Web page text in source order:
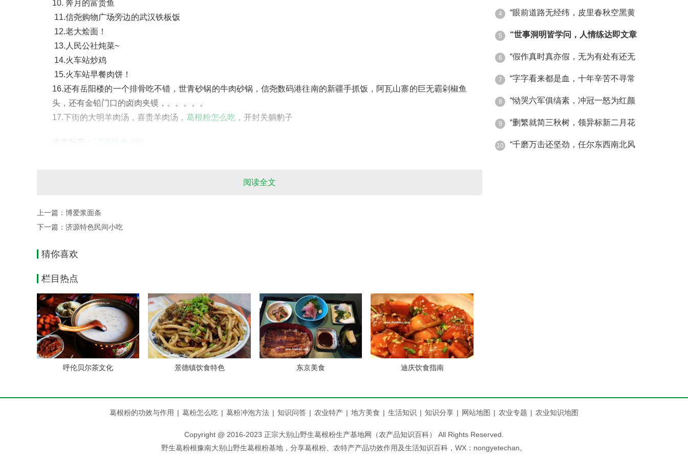
10. 奔月的富贵鱼
11.信尧购物广场旁边的武汉铁板饭
12.老大烩面！
13.人民公社炖菜~
14.火车站炒鸡
15.火车站早餐肉饼！
16.还有岳阳楼的一个排骨吃不错，世青砂锅的牛肉砂锅，信尧数码港往南的新疆手抓饭，阿瓦山寨的巨无霸剁椒鱼
头，还有金铅门口的卤肉夹镆，。。。。。
17.下街的大明羊肉汤，喜贵羊肉汤， 葛根粉怎么吃 ，开封关躺豹子
济源特色小吃
阅读全文
上一篇： 博爱浆面条
下一篇： 济源特色民间小吃
猜你喜欢
栏目热点
呼伦贝尔茶文化 景德镇饮食特色 东京美食 迪庆饮食指南
4 “眼前道路无经纬，皮里春秋空黑黄
5 “世事洞明皆学问，人情练达即文章
6 “假作真时真亦假，无为有处有还无
7 “字字看来都是血，十年辛苦不寻常
8 “恸哭六军俱缟素，冲冠一怒为红颜
9 “删繁就简三秋树，领异标新二月花
10 “千磨万击还坚劲，任尔东西南北风
葛根粉的功效与作用 | 葛粉怎么吃 | 葛粉冲泡方法 | 知识问答 | 农业特产 | 地方美食 | 生活知识 | 知识分享 | 网站地图 | 农业专题 | 农业知识地图
Copyright @ 2016-2023 正宗大别山野生葛根粉生产基地网（农产品知识百科） All Rights Reserved.
野生葛粉根豫南大别山野生葛根粉基地，分享葛根粉、农特产产品功效作用及生活知识百科，WX：nongyetechan。